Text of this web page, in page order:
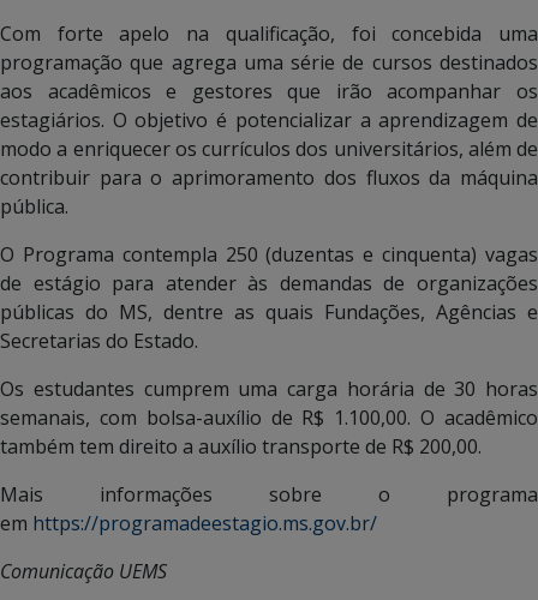
Com forte apelo na qualificação, foi concebida uma
programação que agrega uma série de cursos destinados
aos acadêmicos e gestores que irão acompanhar os
estagiários. O objetivo é potencializar a aprendizagem de
modo a enriquecer os currículos dos universitários, além de
contribuir para o aprimoramento dos fluxos da máquina
pública.
O Programa contempla 250 (duzentas e cinquenta) vagas
de estágio para atender às demandas de organizações
públicas do MS, dentre as quais Fundações, Agências e
Secretarias do Estado.
Os estudantes cumprem uma carga horária de 30 horas
semanais, com bolsa-auxílio de R$ 1.100,00. O acadêmico
também tem direito a auxílio transporte de R$ 200,00.
Mais informações sobre o programa
em https://programadeestagio.ms.gov.br/
Comunicação UEMS